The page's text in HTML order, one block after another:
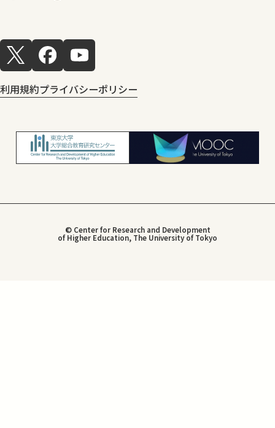
利用規約プライバシーポリシー
© Center for Research and Development
of Higher Education, The University of Tokyo